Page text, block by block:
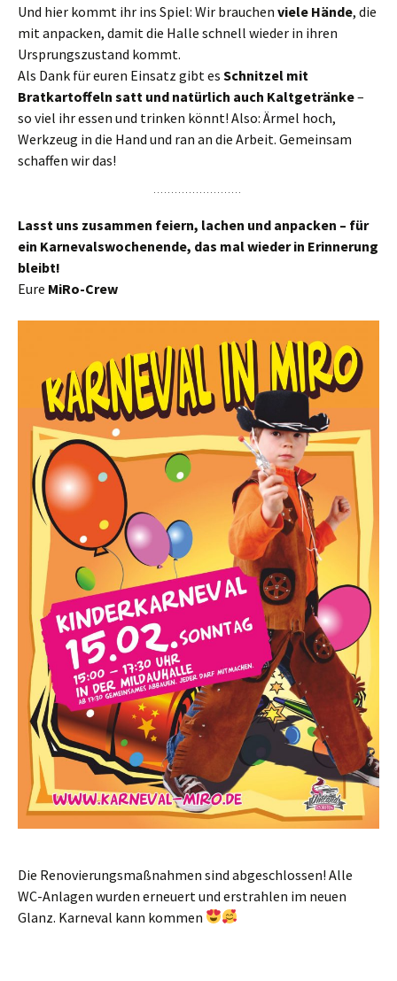
Und hier kommt ihr ins Spiel: Wir brauchen viele Hände, die
mit anpacken, damit die Halle schnell wieder in ihren
Ursprungszustand kommt.
Als Dank für euren Einsatz gibt es Schnitzel mit
Bratkartoffeln satt und natürlich auch Kaltgetränke–
so viel ihr essen und trinken könnt! Also: Ärmel hoch,
Werkzeug in die Hand und ran an die Arbeit. Gemeinsam
schaffen wir das!
Lasst uns zusammen feiern, lachen und anpacken – für
ein Karnevalswochenende, das mal wieder in Erinnerung
bleibt!
Eure MiRo-Crew
Die Renovierungsmaßnahmen sind abgeschlossen! Alle
WC-Anlagen wurden erneuert und erstrahlen im neuen
Glanz. Karneval kann kommen